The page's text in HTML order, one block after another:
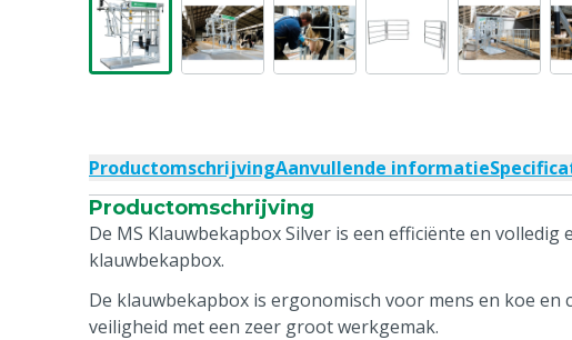
ProductomschrijvingAanvullende informatie
Productomschrijving
De MS Klauwbekapbox Silver is een efficiënte en volledig
klauwbekapbox.
De klauwbekapbox is ergonomisch voor mens en koe en
veiligheid met een zeer groot werkgemak.